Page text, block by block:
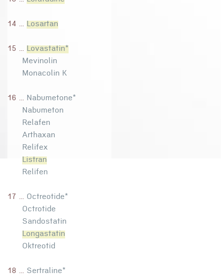
14 ... Losartan
15 ... Lovastatin*
Mevinolin
Monacolin K
16 ... Nabumetone*
Nabumeton
Relafen
Arthaxan
Relifex
Listran
Relifen
17 ... Octreotide*
Octrotide
Sandostatin
Longastatin
Oktreotid
18 ... Sertraline*